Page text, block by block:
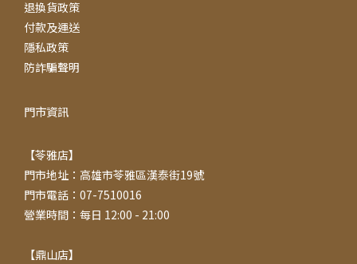
退換貨政策
付款及運送
隱私政策
防詐騙聲明
門市資訊
【苓雅店】
門市地址：高雄市苓雅區漢泰街19號
門市電話：07-7510016
營業時間：每日 12:00 - 21:00
【鼎山店】